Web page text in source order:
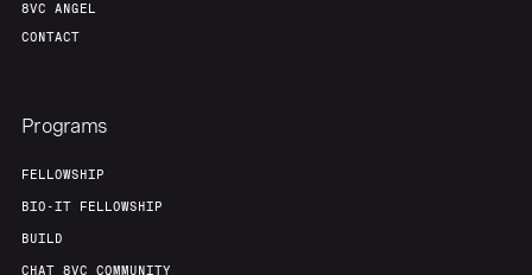
8VC ANGEL
CONTACT
Programs
FELLOWSHIP
BIO-IT FELLOWSHIP
BUILD
CHAT 8VC COMMUNITY